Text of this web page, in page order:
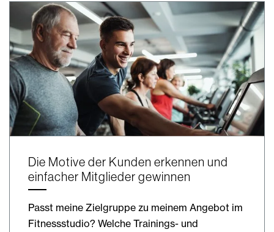
Die Motive der Kunden erkennen und
einfacher Mitglieder gewinnen
Passt meine Zielgruppe zu meinem Angebot im
Fitnessstudio? Welche Trainings- und